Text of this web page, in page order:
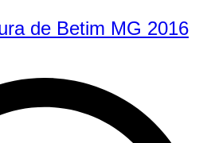
de Betim MG 2016